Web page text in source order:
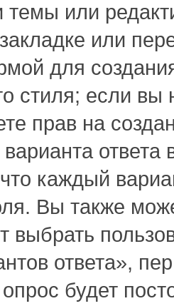
темы или
или
для
стиля; если
прав на
ответа
каждый
Вы также
выбрать
ответа»,
опрос будет